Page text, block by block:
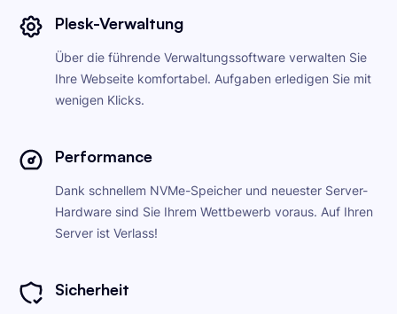
Plesk-Verwaltung
Über die führende Verwaltungssoftware verwalten Sie
Ihre Webseite komfortabel. Aufgaben erledigen Sie mit
wenigen Klicks.
Performance
Dank schnellem NVMe-Speicher und neuester Server-
Hardware sind Sie Ihrem Wettbewerb voraus. Auf Ihren
Server ist Verlass!
Sicherheit